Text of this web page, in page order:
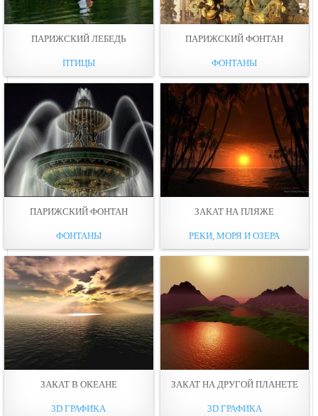
ПАРИЖСКИЙ ЛЕБЕДЬ
ПТИЦЫ
ПАРИЖСКИЙ ФОНТАН
ФОНТАНЫ
ПАРИЖСКИЙ ФОНТАН
ФОНТАНЫ
ЗАКАТ НА ПЛЯЖЕ
РЕКИ, МОРЯ И ОЗЕРА
ЗАКАТ В ОКЕАНЕ
3D ГРАФИКА
ЗАКАТ НА ДРУГОЙ ПЛАНЕТЕ
3D ГРАФИКА